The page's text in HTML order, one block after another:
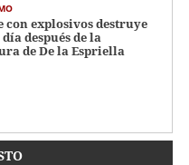
con explosivos destruye
después de la
de De la Espriella